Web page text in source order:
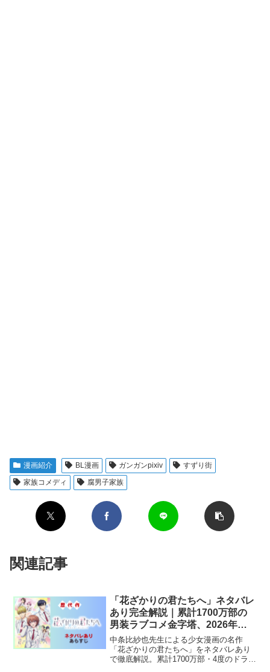
漫画紹介 BL漫画 ガンガンpixiv
すずり街
家族コメディ
腐男子家族
関連記事
「花ざかりの君たちへ」ネタバレ
あり完全解説｜累計1700万部の
男装ラブコメ金字塔、2026年ア
ニメ化で再注目
中条比紗也先生による少女漫画の名作
「花ざかりの君たちへ」をネタバレあり
で徹底解説。累計1700万部・4度のドラマ